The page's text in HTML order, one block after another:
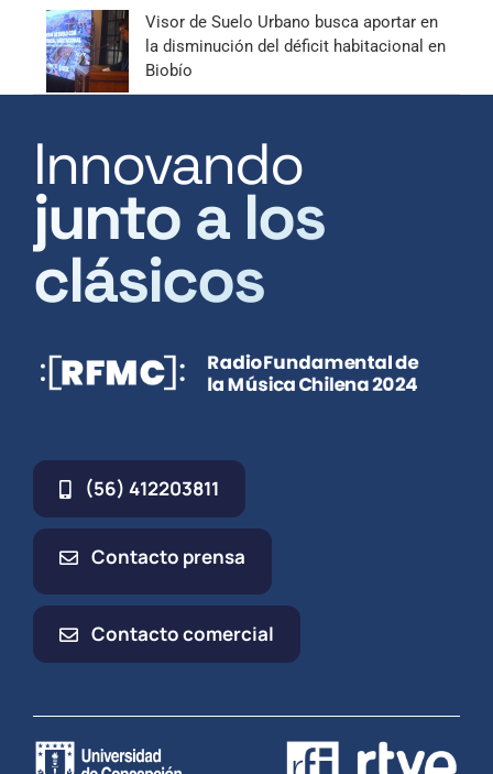
Visor de Suelo Urbano busca aportar en
la disminución del déficit habitacional en
Biobío
Innovando
junto a los
clásicos
(56) 412203811
Contacto prensa
Contacto comercial